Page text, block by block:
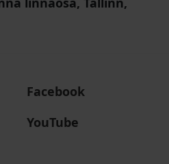
Facebook
YouTube